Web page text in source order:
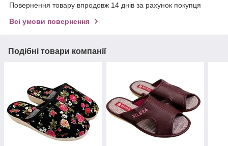
Повернення товару впродовж 14 днів за рахунок покупця
Всі умови повернення
Подібні товари компанії